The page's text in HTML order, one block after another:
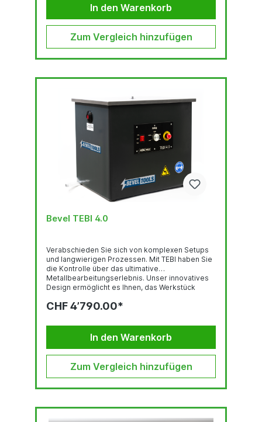
In den Warenkorb
Zum Vergleich hinzufügen
Bevel TEBI 4.0
Verabschieden Sie sich von komplexen Setups
und langwierigen Prozessen. Mit TEBI haben Sie
die Kontrolle über das ultimative
Metallbearbeitungserlebnis. Unser innovatives
Design ermöglicht es Ihnen, das Werkstück
Milbenschneiders™ zu manövrieren, der sich
einer Vielzahl kleinerer Werkstücke, Bohrungen
und gekrümmter Materialien war noch nie so
einfach. Da Sie keine...
CHF 4’790.00*
In den Warenkorb
Zum Vergleich hinzufügen